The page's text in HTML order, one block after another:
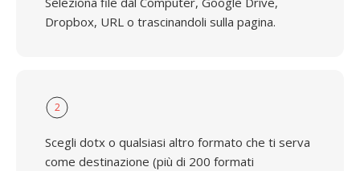
Dropbox, URL o trascinandoli sulla pagina.
2
Scegli dotx o qualsiasi altro formato che ti serva
come destinazione (più di 200 formati